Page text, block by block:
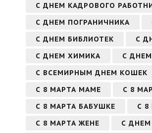
С ДНЕМ КАДРОВОГО
С ДНЕМ ПОГРАНИЧНИКА
С ДНЕМ БИБЛИОТЕК
С
С ДНЕМ ХИМИКА
С
С ВСЕМИРНЫМ ДНЕМ КОШЕК
С 8 МАРТА МАМЕ
С 8
С 8 МАРТА БАБУШКЕ
С 8
С 8 МАРТА ЖЕНЕ
С